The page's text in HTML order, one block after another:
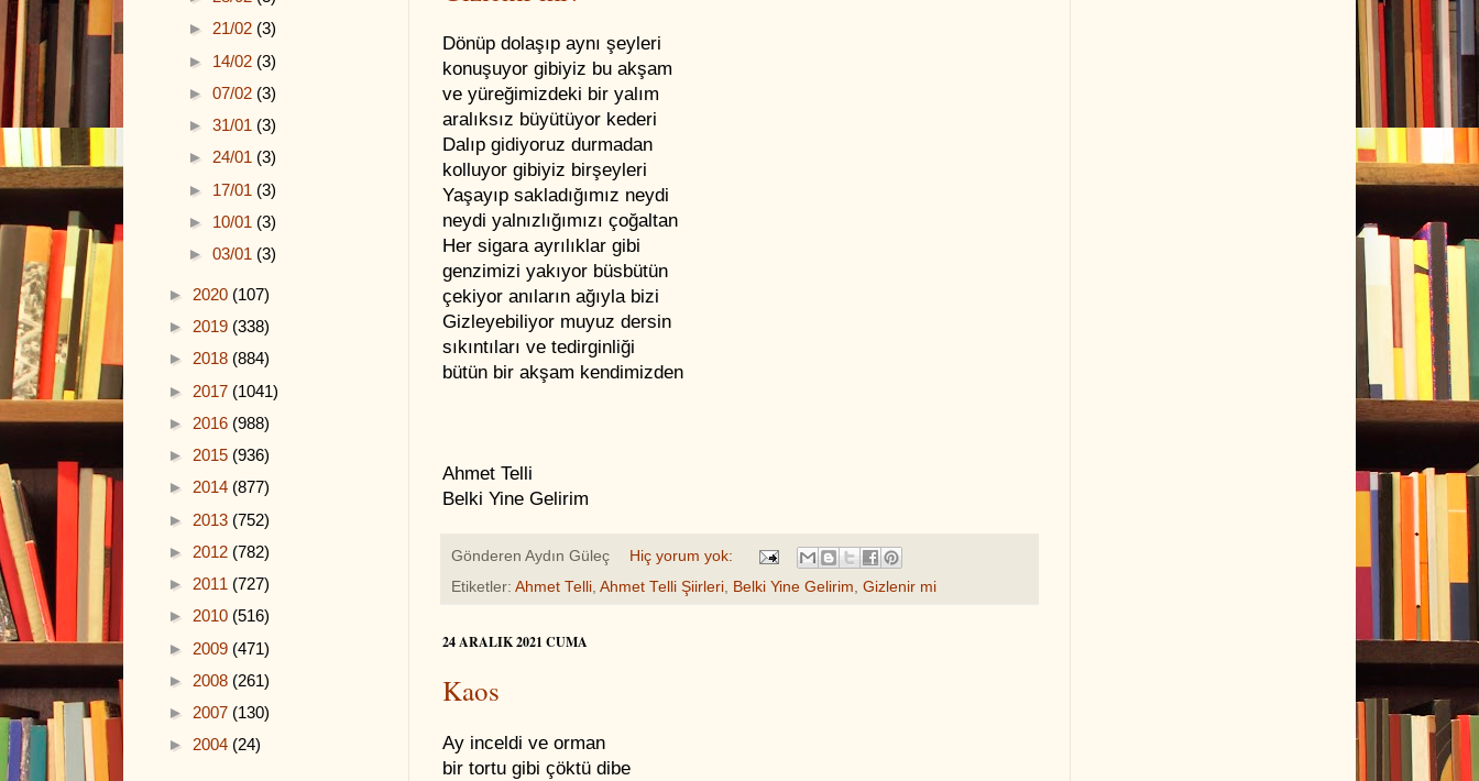
Dönüp dolaşıp aynı şeyleri
konuşuyor gibiyiz bu akşam
ve yüreğimizdeki bir yalım
aralıksız büyütüyor kederi
Dalıp gidiyoruz durmadan
kolluyor gibiyiz birşeyleri
Yaşayıp sakladığımız neydi
neydi yalnızlığımızı çoğaltan
Her sigara ayrılıklar gibi
genzimizi yakıyor büsbütün
çekiyor anıların ağıyla bizi
Gizleyebiliyor muyuz dersin
sıkıntıları ve tedirginliği
bütün bir akşam kendimizden
Ahmet Telli
Belki Yine Gelirim
Gönderen Aydın Güleç
Hiç yorum yok:
Etiketler: Ahmet Telli Ahmet Telli Şiirleri Belki Yine Gelirim Gizlenir mi
24 ARALIK 2021 CUMA
Kaos
Ay inceldi ve orman
bir tortu gibi çöktü dibe
► 21/02 (3)
► 14/02 (3)
► 07/02 (3)
► 31/01 (3)
► 24/01 (3)
► 17/01 (3)
► 10/01 (3)
► 03/01 (3)
► 2020 (107)
► 2019 (338)
► 2018 (884)
► 2017 (1041)
► 2016 (988)
► 2015 (936)
► 2014 (877)
► 2013 (752)
► 2012 (782)
► 2011 (727)
► 2010 (516)
► 2009 (471)
► 2008 (261)
► 2007 (130)
► 2004 (24)